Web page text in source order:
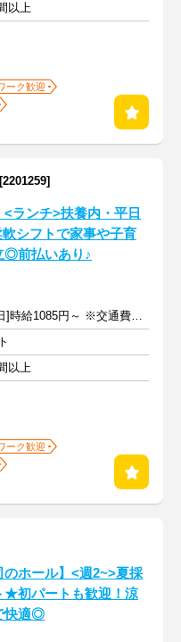
以上
ーク歓迎
<ランチ>扶養内・平日
シフトで家事や子育
◎前払いあり♪
時給1035円～ [土日]時給1085円～ ※交通費全額支給
以上
ーク歓迎
のホール】<週2~>夏採
★初パートも歓迎！涼
快適◎